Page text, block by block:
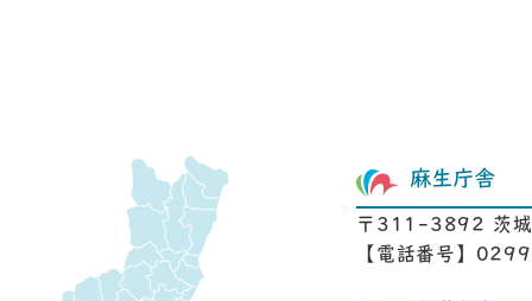
麻生庁舎
〒311-3892 茨
【電話番号】